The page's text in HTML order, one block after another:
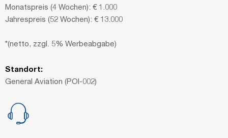
Monatspreis (4 Wochen): € 1.000
Jahrespreis (52 Wochen): € 13.000
*(netto, zzgl. 5% Werbeabgabe)
Standort:
General Aviation (POI-002)